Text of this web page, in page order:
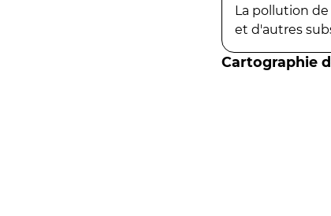
La pollution
et d'autres
Cartographie